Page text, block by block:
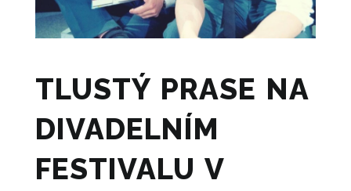
TLUSTÝ PRASE NA
DIVADELNÍM
FESTIVALU V